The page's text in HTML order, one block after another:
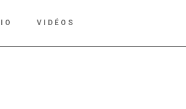
VIDÉOS